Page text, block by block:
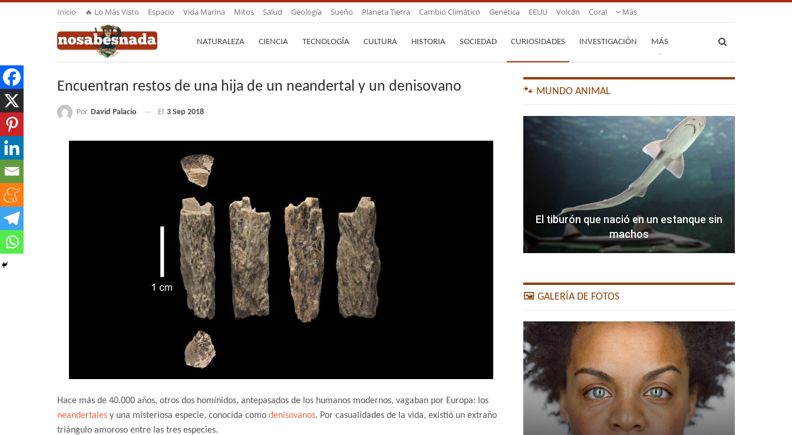
Inicio 🔥 Lo Más Visto Espacio Vida Marina Mitos Salud Geología Sueño Planeta Tierra Cambio Climático Genética EEUU Volcán Coral Más
NATURALEZA CIENCIA TECNOLOGÍA CULTURA HISTORIA SOCIEDAD CURIOSIDADES INVESTIGACIÓN MÁS
Encuentran restos de una hija de un neandertal y un denisovano
Por David Palacio El 3 Sep 2018
Hace más de 40.000 años, otros dos homínidos, antepasados de los humanos modernos, vagaban por Europa: los
neandertales y una misteriosa especie, conocida como denisovanos. Por casualidades de la vida, existió un extraño
triángulo amoroso entre las tres especies.
🐾 MUNDO ANIMAL
El tiburón que nació en un estanque sin
machos
🖼️ GALERÍA DE FOTOS